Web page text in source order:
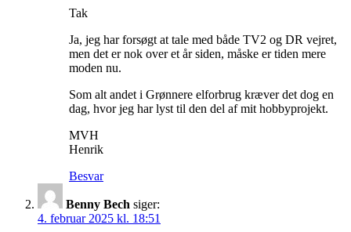
Tak
Ja, jeg har forsøgt at tale med både TV2 og DR vejret,
men det er nok over et år siden, måske er tiden mere
moden nu.
Som alt andet i Grønnere elforbrug kræver det dog en
dag, hvor jeg har lyst til den del af mit hobbyprojekt.
MVH
Henrik
Besvar
Benny Bech siger:
4. februar 2025 kl. 18:51